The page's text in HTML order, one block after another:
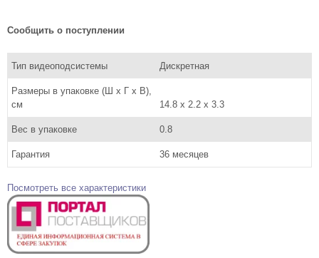
Сообщить о поступлении
Тип видеоподсистемы Дискретная
Размеры в упаковке (Ш x Г x В),
см
14.8 x 2.2 x 3.3
Вес в упаковке 0.8
Гарантия 36 месяцев
Посмотреть все характеристики